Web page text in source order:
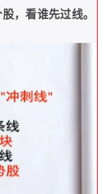
，看谁先过线。